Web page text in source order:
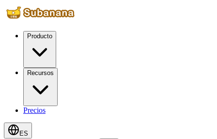
Producto
Recursos
Precios
ES